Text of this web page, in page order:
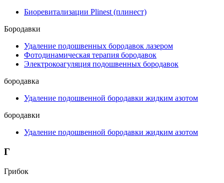
Биоревитализации Plinest (плинест)
Бородавки
Удаление подошвенных бородавок лазером
Фотодинамическая терапия бородавок
Электрокоагуляция подошвенных бородавок
бородавка
Удаление подошвенной бородавки жидким азотом
бородавки
Удаление подошвенной бородавки жидким азотом
Г
Грибок